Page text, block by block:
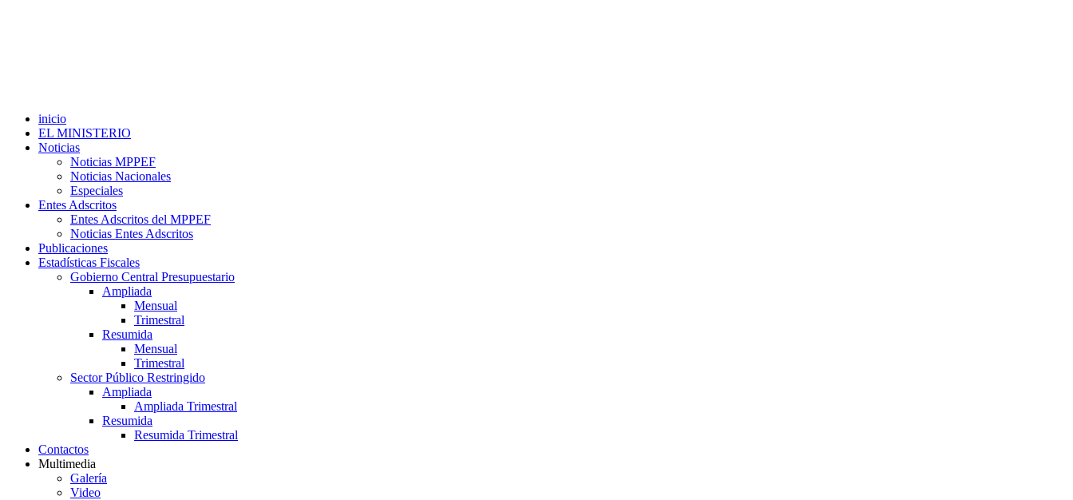
inicio
EL MINISTERIO
Noticias
Noticias MPPEF
Noticias Nacionales
Especiales
Entes Adscritos
Entes Adscritos del MPPEF
Noticias Entes Adscritos
Publicaciones
Estadísticas Fiscales
Gobierno Central Presupuestario
Ampliada
Mensual
Trimestral
Resumida
Mensual
Trimestral
Sector Público Restringido
Ampliada
Ampliada Trimestral
Resumida
Resumida Trimestral
Contactos
Multimedia
Galería
Video